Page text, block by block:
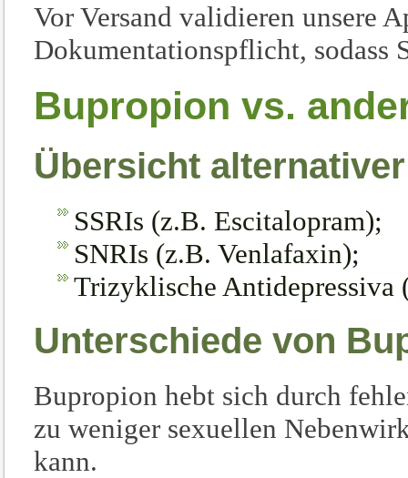
Vor Versand validieren unsere
Dokumentationspflicht, sodass
Bupropion vs.
Übersicht
SSRIs (z.B. Escitalopram);
SNRIs (z.B. Venlafaxin);
Trizyklische
Unterschiede von
Bupropion hebt sich durch
zu weniger sexuellen
kann.